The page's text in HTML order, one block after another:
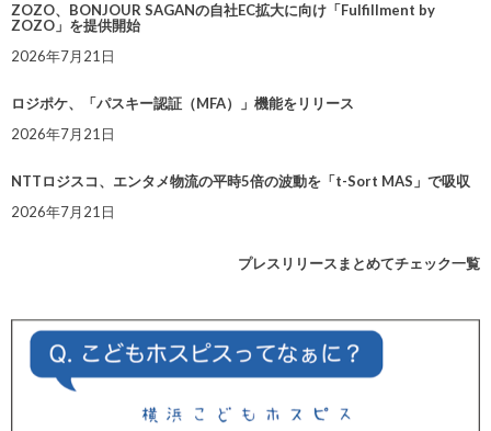
ZOZO、BONJOUR SAGANの自社EC拡大に向け「Fulfillment by
ZOZO」を提供開始
2026年7月21日
ロジポケ、「パスキー認証（MFA）」機能をリリース
2026年7月21日
NTTロジスコ、エンタメ物流の平時5倍の波動を「t-Sort MAS」で吸収
2026年7月21日
プレスリリースまとめてチェック一覧